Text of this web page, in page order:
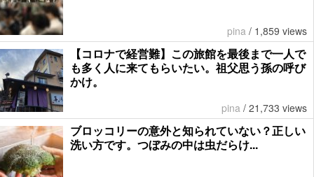
pina / 1,859 views
【コロナで経営難】この旅館を最後まで一人で
も多く人に来てもらいたい。祖父思う孫の呼び
かけ。
pina / 21,733 views
ブロッコリーの意外と知られていない？正しい
洗い方です。つぼみの中は虫だらけ...